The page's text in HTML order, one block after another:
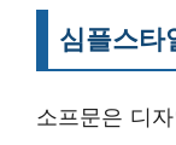
심플스타
소프문은 디